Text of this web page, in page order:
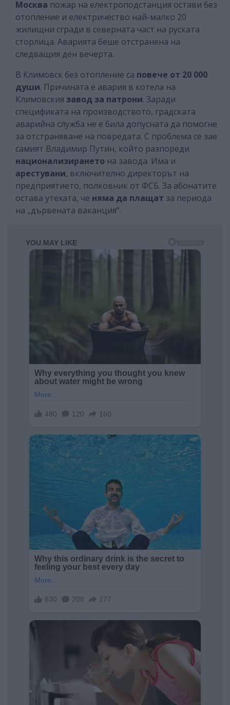
Москва пожар на електроподстанция остави без
отопление и електричество най-малко 20
жилищни сгради в северната част на руската
сторлица. Аварията беше отстранена на
следващия ден вечерта.
В Климовск без отопление са повече от 20 000
души. Причината е авария в котела на
Климовския завод за патрони. Заради
спецификата на производството, градската
аварийна служба не е била допусната да помогне
за отстраняване на повредата. С проблема се зае
самият Владимир Путин, който разпореди
национализирането на завода. Има и
арестувани, включително директорът на
предприятието, полковник от ФСБ. За абонатите
остава утехата, че няма да плащат за периода
на „дървената ваканция”.